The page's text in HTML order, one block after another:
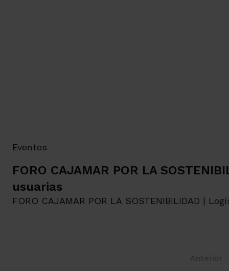
Eventos
FORO CAJAMAR POR LA
usuarias
FORO CAJAMAR POR LA SOSTENIBILIDAD |